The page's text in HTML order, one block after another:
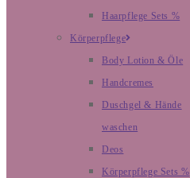
Haarpflege Sets %
Körperpflege
Body Lotion & Öle
Handcremes
Duschgel & Hände
waschen
Deos
Körperpflege Sets %